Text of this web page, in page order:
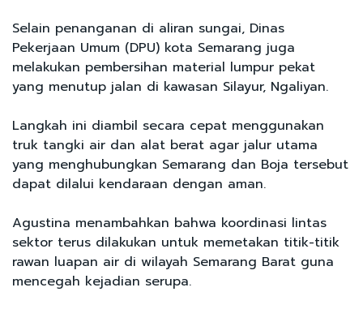
Selain penanganan di aliran sungai, Dinas
Pekerjaan Umum (DPU) kota Semarang juga
melakukan pembersihan material lumpur pekat
yang menutup jalan di kawasan Silayur, Ngaliyan.
Langkah ini diambil secara cepat menggunakan
truk tangki air dan alat berat agar jalur utama
yang menghubungkan Semarang dan Boja tersebut
dapat dilalui kendaraan dengan aman.
Agustina menambahkan bahwa koordinasi lintas
sektor terus dilakukan untuk memetakan titik-titik
rawan luapan air di wilayah Semarang Barat guna
mencegah kejadian serupa.